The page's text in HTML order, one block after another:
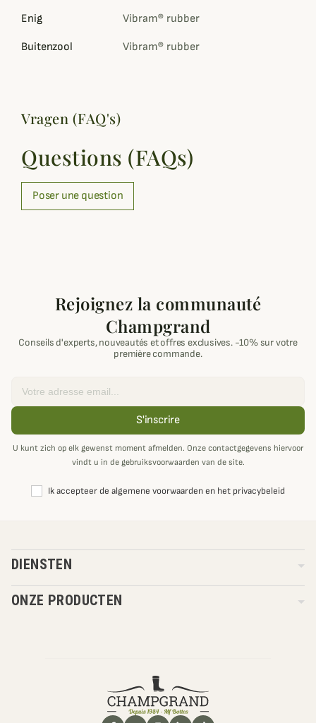
Enig Vibram® rubber
Buitenzool Vibram® rubber
Vragen (FAQ's)
Questions (FAQs)
Poser une question
Rejoignez la communauté
Champgrand
Conseils d'experts, nouveautés et offres exclusives. -10% sur votre
première commande.
S'inscrire
U kunt zich op elk gewenst moment afmelden. Onze contactgegevens hiervoor
vindt u in de gebruiksvoorwaarden van de site.
Ik accepteer de algemene voorwaarden en het privacybeleid
DIENSTEN
ONZE PRODUCTEN